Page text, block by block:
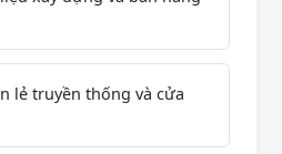
lẻ truyền thống và cửa